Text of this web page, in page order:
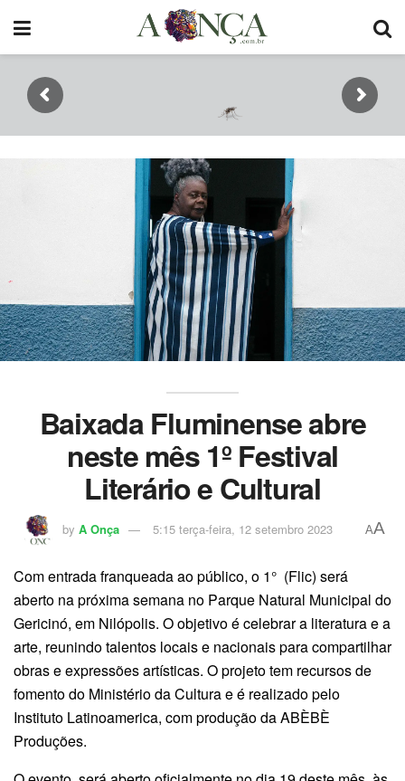
Baixada Fluminense abre
neste mês 1º Festival
Literário e Cultural
by A Onça 5:15 terça-feira, 12 setembro 2023 AA
Com entrada franqueada ao público, o 1° (Flic) será
aberto na próxima semana no Parque Natural Municipal do
Gericinó, em Nilópolis. O objetivo é celebrar a literatura e a
arte, reunindo talentos locais e nacionais para compartilhar
obras e expressões artísticas. O projeto tem recursos de
fomento do Ministério da Cultura e é realizado pelo
Instituto Latinoamerica, com produção da ABÈBÈ
Produções.